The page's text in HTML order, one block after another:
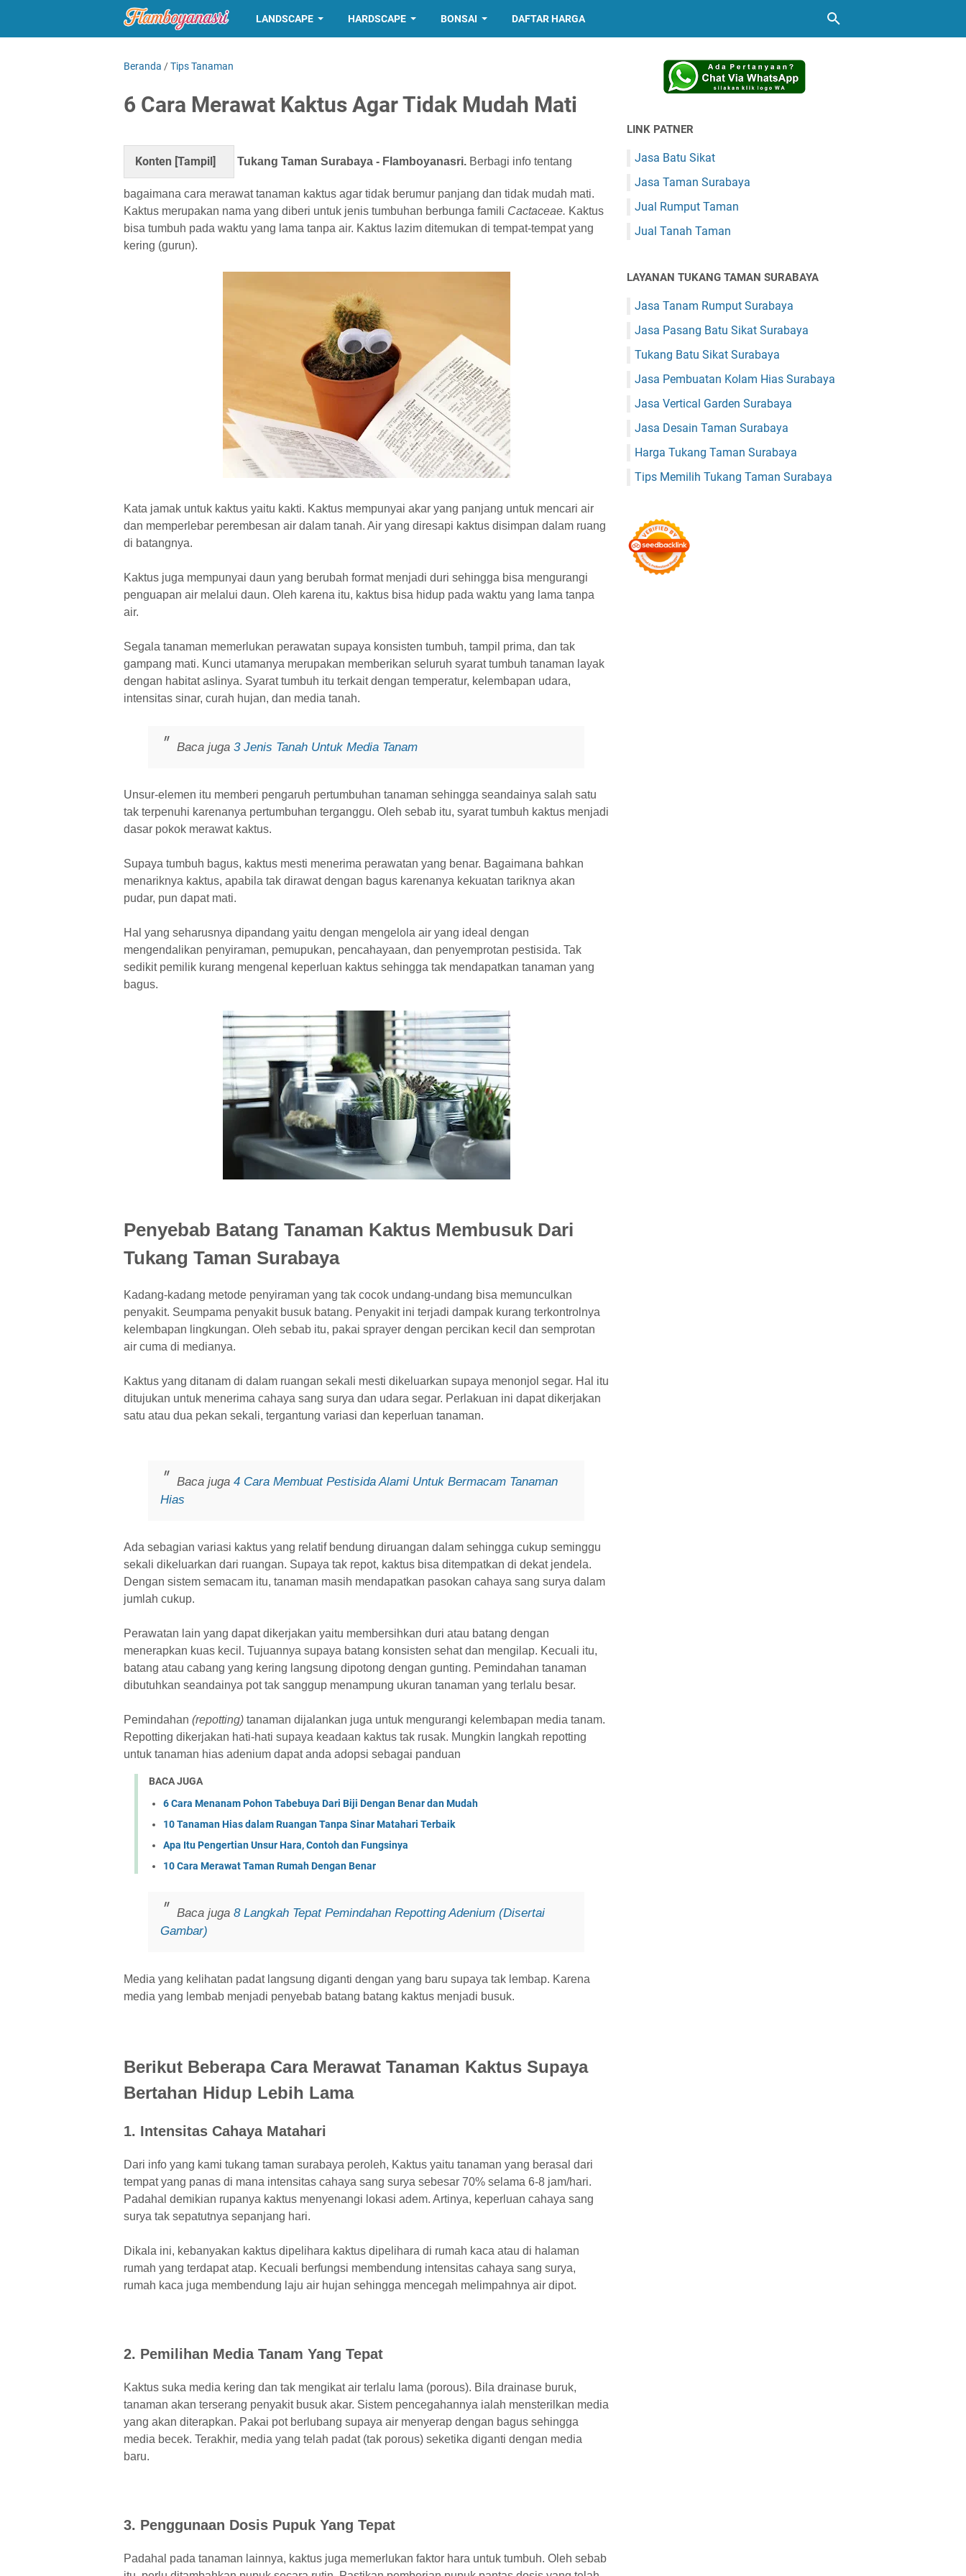
LANDSCAPE HARDSCAPE BONSAI DAFTAR HARGA
Beranda /Tips Tanaman
6 Cara Merawat Kaktus Agar Tidak Mudah Mati
Konten [Tampil] Tukang Taman Surabaya - Flamboyanasri. Berbagi info tentang
bagaimana cara merawat tanaman kaktus agar tidak berumur panjang dan tidak mudah mati.
Kaktus merupakan nama yang diberi untuk jenis tumbuhan berbunga famili Cactaceae. Kaktus
bisa tumbuh pada waktu yang lama tanpa air. Kaktus lazim ditemukan di tempat-tempat yang
kering (gurun).
Kata jamak untuk kaktus yaitu kakti. Kaktus mempunyai akar yang panjang untuk mencari air
dan memperlebar perembesan air dalam tanah. Air yang diresapi kaktus disimpan dalam ruang
di batangnya.
Kaktus juga mempunyai daun yang berubah format menjadi duri sehingga bisa mengurangi
penguapan air melalui daun. Oleh karena itu, kaktus bisa hidup pada waktu yang lama tanpa
air.
Segala tanaman memerlukan perawatan supaya konsisten tumbuh, tampil prima, dan tak
gampang mati. Kunci utamanya merupakan memberikan seluruh syarat tumbuh tanaman layak
dengan habitat aslinya. Syarat tumbuh itu terkait dengan temperatur, kelembapan udara,
intensitas sinar, curah hujan, dan media tanah.
Baca juga 3 Jenis Tanah Untuk Media Tanam
Unsur-elemen itu memberi pengaruh pertumbuhan tanaman sehingga seandainya salah satu
tak terpenuhi karenanya pertumbuhan terganggu. Oleh sebab itu, syarat tumbuh kaktus menjadi
dasar pokok merawat kaktus.
Supaya tumbuh bagus, kaktus mesti menerima perawatan yang benar. Bagaimana bahkan
menariknya kaktus, apabila tak dirawat dengan bagus karenanya kekuatan tariknya akan
pudar, pun dapat mati.
Hal yang seharusnya dipandang yaitu dengan mengelola air yang ideal dengan
mengendalikan penyiraman, pemupukan, pencahayaan, dan penyemprotan pestisida. Tak
sedikit pemilik kurang mengenal keperluan kaktus sehingga tak mendapatkan tanaman yang
bagus.
Penyebab Batang Tanaman Kaktus Membusuk Dari
Tukang Taman Surabaya
Kadang-kadang metode penyiraman yang tak cocok undang-undang bisa memunculkan
penyakit. Seumpama penyakit busuk batang. Penyakit ini terjadi dampak kurang terkontrolnya
kelembapan lingkungan. Oleh sebab itu, pakai sprayer dengan percikan kecil dan semprotan
air cuma di medianya.
Kaktus yang ditanam di dalam ruangan sekali mesti dikeluarkan supaya menonjol segar. Hal itu
ditujukan untuk menerima cahaya sang surya dan udara segar. Perlakuan ini dapat dikerjakan
satu atau dua pekan sekali, tergantung variasi dan keperluan tanaman.
Baca juga 4 Cara Membuat Pestisida Alami Untuk Bermacam Tanaman
Hias
Ada sebagian variasi kaktus yang relatif bendung diruangan dalam sehingga cukup seminggu
sekali dikeluarkan dari ruangan. Supaya tak repot, kaktus bisa ditempatkan di dekat jendela.
Dengan sistem semacam itu, tanaman masih mendapatkan pasokan cahaya sang surya dalam
jumlah cukup.
Perawatan lain yang dapat dikerjakan yaitu membersihkan duri atau batang dengan
menerapkan kuas kecil. Tujuannya supaya batang konsisten sehat dan mengilap. Kecuali itu,
batang atau cabang yang kering langsung dipotong dengan gunting. Pemindahan tanaman
dibutuhkan seandainya pot tak sanggup menampung ukuran tanaman yang terlalu besar.
Pemindahan (repotting) tanaman dijalankan juga untuk mengurangi kelembapan media tanam.
Repotting dikerjakan hati-hati supaya keadaan kaktus tak rusak. Mungkin langkah repotting
untuk tanaman hias adenium dapat anda adopsi sebagai panduan
BACA JUGA
6 Cara Menanam Pohon Tabebuya Dari Biji Dengan Benar dan Mudah
10 Tanaman Hias dalam Ruangan Tanpa Sinar Matahari Terbaik
Apa Itu Pengertian Unsur Hara, Contoh dan Fungsinya
10 Cara Merawat Taman Rumah Dengan Benar
Baca juga 8 Langkah Tepat Pemindahan Repotting Adenium (Disertai
Gambar)
Media yang kelihatan padat langsung diganti dengan yang baru supaya tak lembap. Karena
media yang lembab menjadi penyebab batang batang kaktus menjadi busuk.
Berikut Beberapa Cara Merawat Tanaman Kaktus Supaya
Bertahan Hidup Lebih Lama
1. Intensitas Cahaya Matahari
Dari info yang kami tukang taman surabaya peroleh, Kaktus yaitu tanaman yang berasal dari
tempat yang panas di mana intensitas cahaya sang surya sebesar 70% selama 6-8 jam/hari.
Padahal demikian rupanya kaktus menyenangi lokasi adem. Artinya, keperluan cahaya sang
surya tak sepatutnya sepanjang hari.
Dikala ini, kebanyakan kaktus dipelihara kaktus dipelihara di rumah kaca atau di halaman
rumah yang terdapat atap. Kecuali berfungsi membendung intensitas cahaya sang surya,
rumah kaca juga membendung laju air hujan sehingga mencegah melimpahnya air dipot.
2. Pemilihan Media Tanam Yang Tepat
Kaktus suka media kering dan tak mengikat air terlalu lama (porous). Bila drainase buruk,
tanaman akan terserang penyakit busuk akar. Sistem pencegahannya ialah mensterilkan media
yang akan diterapkan. Pakai pot berlubang supaya air menyerap dengan bagus sehingga
media becek. Terakhir, media yang telah padat (tak porous) seketika diganti dengan media
baru.
3. Penggunaan Dosis Pupuk Yang Tepat
Padahal pada tanaman lainnya, kaktus juga memerlukan faktor hara untuk tumbuh. Oleh sebab
LINK PATNER
Jasa Batu Sikat
Jasa Taman Surabaya
Jual Rumput Taman
Jual Tanah Taman
LAYANAN TUKANG TAMAN SURABAYA
Jasa Tanam Rumput Surabaya
Jasa Pasang Batu Sikat Surabaya
Tukang Batu Sikat Surabaya
Jasa Pembuatan Kolam Hias Surabaya
Jasa Vertical Garden Surabaya
Jasa Desain Taman Surabaya
Harga Tukang Taman Surabaya
Tips Memilih Tukang Taman Surabaya